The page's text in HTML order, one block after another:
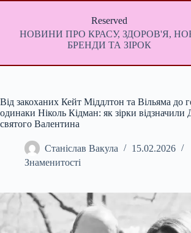
Перейти
Reserved
НОВИНИ ПРО КРАСУ, ЗДОРОВ'Я,
БРЕНДИ ТА ЗІРОК
Від закоханих Кейт Міддлтон та Вільяма до
одинаки Ніколь Кідман: як зірки відзначили
святого Валентина
Станіслав Вакула
15.02.2026
Знаменитості